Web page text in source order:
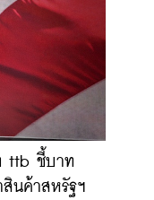
ttb ชี้บาท
สินค้าสหรัฐฯ